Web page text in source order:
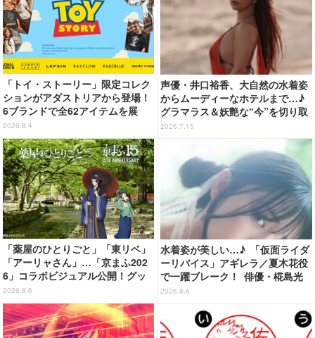
「トイ・ストーリー」限定コレク
ションがアダストリアから登場！
6ブランドで全62アイテムを展
開 店舗で購入するとオリジナル
マグネットをプレゼント☆
2026.8.4
声優・井口裕香、大自然の水着姿
からムーディーなホテルまで…♪
グラマラス＆妖艶な“今”を切り取
り！3冊目写真集が発売中
2026.7.15
「薬屋のひとりごと」「東リベ」
「アーリャさん」…「京まふ202
6」コラボビジュアル公開！グッ
ズなどの最新情報も
2026.8.6
水着姿が美しい…♪ 「仮面ライダ
ーリバイス」アギレラ／夏木花役
で一躍ブレーク！ 俳優・椛島光
の2nd写真集が予約開始
2026.8.6